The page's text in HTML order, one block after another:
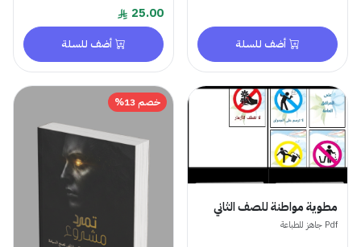
أضف للسلة
25.00
أضف للسلة
مطوية مواطنة للصف الثاني
Pdf جاهز للطباعة
خصم 13%